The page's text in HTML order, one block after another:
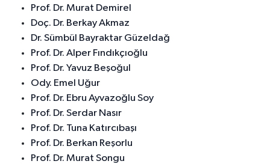
Prof. Dr. Murat Demirel
Doç. Dr. Berkay Akmaz
Dr. Sümbül Bayraktar Güzeldağ
Prof. Dr. Alper Fındıkçıoğlu
Prof. Dr. Yavuz Beşoğul
Ody. Emel Uğur
Prof. Dr. Ebru Ayvazoğlu Soy
Prof. Dr. Serdar Nasır
Prof. Dr. Tuna Katırcıbaşı
Prof. Dr. Berkan Reşorlu
Prof. Dr. Murat Songu